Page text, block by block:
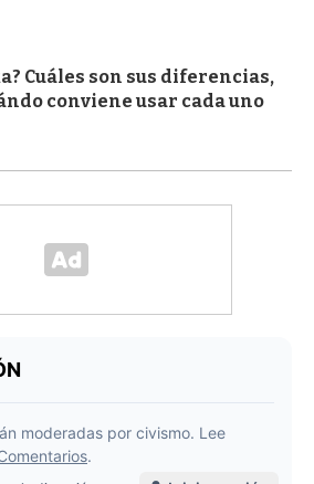
Cuáles son sus diferencias,
conviene usar cada uno